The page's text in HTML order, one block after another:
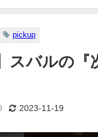
pickup
スバルの
2023-11-19